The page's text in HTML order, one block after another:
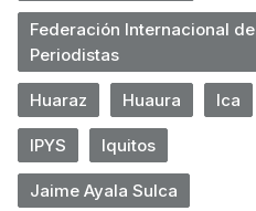
Federación Internacional de
Periodistas
Huaraz Huaura Ica
IPYS Iquitos
Jaime Ayala Sulca